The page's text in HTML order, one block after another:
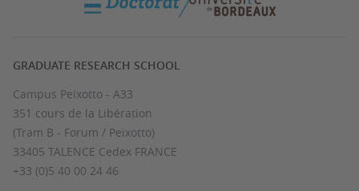
GRADUATE RESEARCH SCHOOL
Campus Peixotto - A33
351 cours de la Libération
(Tram B - Forum / Peixotto)
33405 TALENCE Cedex FRANCE
+33 (0)5 40 00 24 46